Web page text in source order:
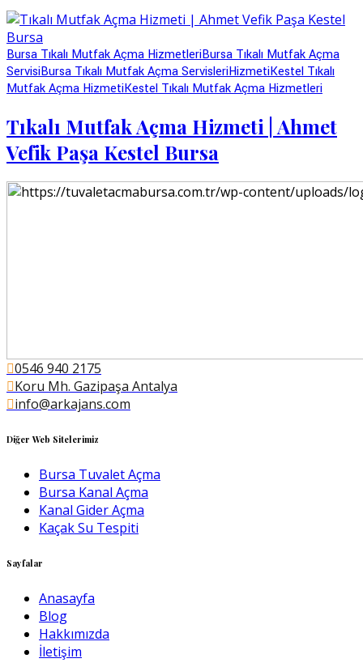
Bursa Tıkalı Mutfak Açma HizmetleriBursa Tıkalı Mutfak Açma
ServisiBursa Tıkalı Mutfak Açma ServisleriHizmetiKestel Tıkalı
Mutfak Açma HizmetiKestel Tıkalı Mutfak Açma Hizmetleri
Tıkalı Mutfak Açma Hizmeti | Ahmet
Vefik Paşa Kestel Bursa
0546 940 2175
Koru Mh. Gazipaşa Antalya
info@arkajans.com
Diğer Web Sitelerimiz
Bursa Tuvalet Açma
Bursa Kanal Açma
Kanal Gider Açma
Kaçak Su Tespiti
Sayfalar
Anasayfa
Blog
Hakkımızda
İletişim